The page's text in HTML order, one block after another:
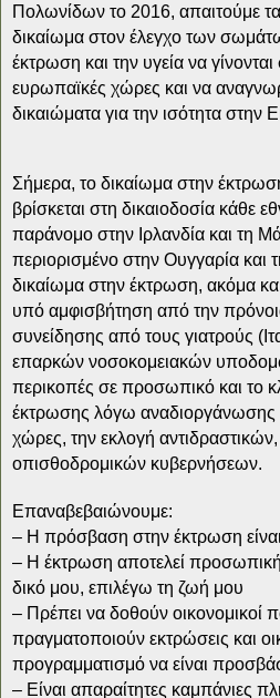
Πολωνίδων το 2016, απαιτούμε τα
δικαίωμα στον έλεγχο των
έκτρωση και την υγεία να
ευρωπαϊκές χώρες και να
δικαιώματα για την ισότητα στην
Σήμερα, το δικαίωμα στην
βρίσκεται στη δικαιοδοσία κάθε
παράνομo στην Ιρλανδία και τη
περιορισμένο στην Ουγγαρία και
δικαίωμα στην έκτρωση, ακόμα και
υπό αμφισβήτηση από την
συνείδησης από τους γιατρούς
επαρκών νοσοκομειακών
περικοπές σε προσωπικό και το
έκτρωσης λόγω αναδιοργάνωσης
χώρες, την εκλογή
οπισθοδρομικών κυβερνήσεων.
Επαναβεβαιώνουμε:
– Η πρόσβαση στην έκτρωση
– Η έκτρωση αποτελεί προσωπική
δικό μου, επιλέγω τη ζωή μου
– Πρέπει να δοθούν οικονομικοί
πραγματοποιούν εκτρώσεις και
προγραμματισμό να είναι
– Είναι απαραίτητες καμπάνιες